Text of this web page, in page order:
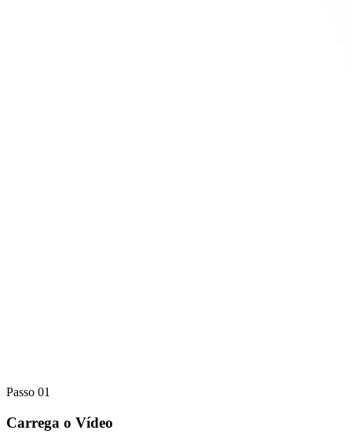
Passo 01
Carrega o Vídeo